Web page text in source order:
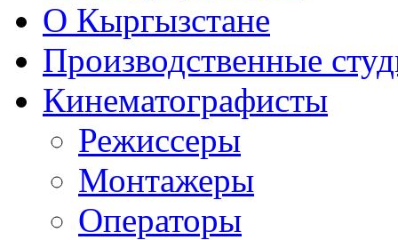
О Кыргызстане
Производственные
Кинематографисты
Режиссеры
Монтажеры
Операторы